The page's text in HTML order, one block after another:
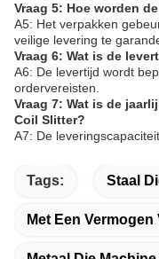
Vraag 5: Hoe worden
A5: Het verpakken
​​veilige levering te
Vraag 6: Wat is de
A6: De levertijd wordt
ordervereisten.
Vraag 7: Wat is de
Coil Slitter?
A7: De
Tags: Staal
Met Een Vermogen